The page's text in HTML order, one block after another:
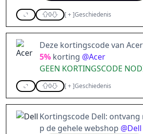
0 [+]Geschiedenis
Deze kortingscode van
5% korting @Acer
GEEN KORTINGSCODE
0 [+]Geschiedenis
Kortingscode Dell: ontvang
p de gehele webshop @Dell